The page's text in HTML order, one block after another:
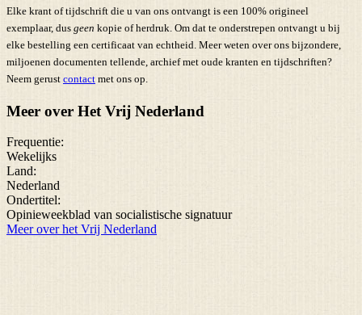
Elke krant of tijdschrift die u van ons ontvangt is een 100% origineel
exemplaar, dus geen kopie of herdruk. Om dat te onderstrepen ontvangt u bij
elke bestelling een certificaat van echtheid. Meer weten over ons bijzondere,
miljoenen documenten tellende, archief met oude kranten en tijdschriften?
Neem gerust contact met ons op.
Meer over Het Vrij Nederland
Frequentie:
Wekelijks
Land:
Nederland
Ondertitel:
Opinieweekblad van socialistische signatuur
Meer over het Vrij Nederland